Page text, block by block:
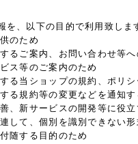
、以下の目的で利用致しま
のため
るご案内、お問い合わせ等
ス等のご案内のため
る当ショップの規約、ポリ
る規約等の変更などを通知す
、新サービスの開発等に役
して、個別を識別できない
随する目的のため